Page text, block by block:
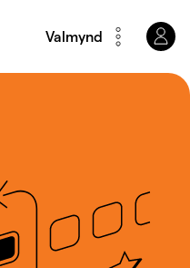
Valmynd